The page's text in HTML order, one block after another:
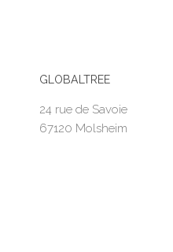
GLOBALTREE
24 rue de Savoie
67120 Molsheim